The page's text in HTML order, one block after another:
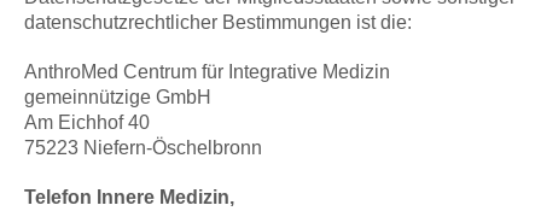
datenschutzrechtlicher Bestimmungen ist die:
AnthroMed Centrum für Integrative Medizin
gemeinnützige GmbH
Am Eichhof 40
75223 Niefern-Öschelbronn
Telefon Innere Medizin,